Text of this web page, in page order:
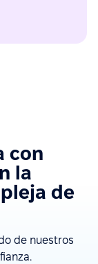
con
la
de
de nuestros